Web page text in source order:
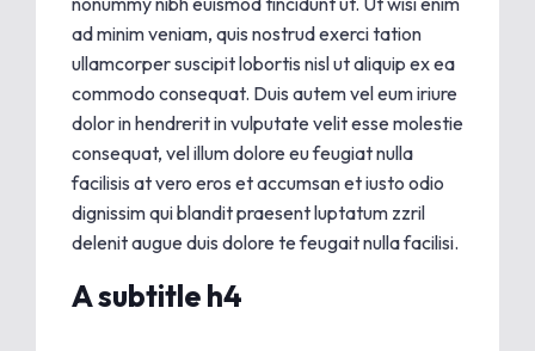
ad minim veniam, quis nostrud exerci tation
ullamcorper suscipit lobortis nisl ut aliquip ex ea
commodo consequat. Duis autem vel eum iriure
dolor in hendrerit in vulputate velit esse molestie
consequat, vel illum dolore eu feugiat nulla
facilisis at vero eros et accumsan et iusto odio
dignissim qui blandit praesent luptatum zzril
delenit augue duis dolore te feugait nulla facilisi.
A subtitle h4